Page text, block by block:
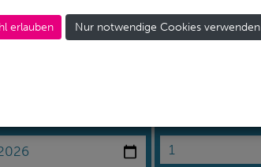
erlauben Nur notwendige Cookies verwenden